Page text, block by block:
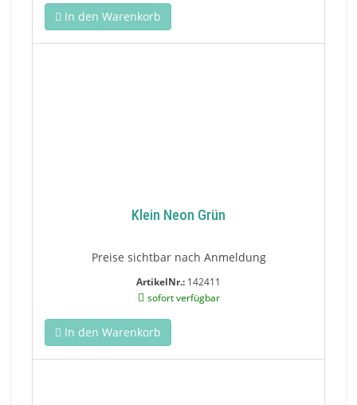
In den Warenkorb
Klein Neon Grün
Preise sichtbar nach Anmeldung
ArtikelNr.: 142411
sofort verfügbar
In den Warenkorb